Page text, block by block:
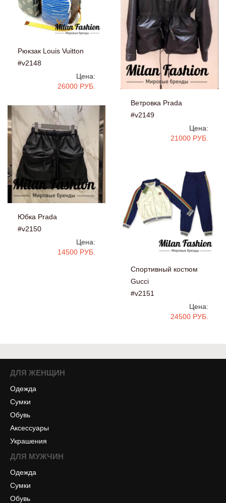
Рюкзак Louis Vuitton
#v2148
Цена:
26000 РУБ.
Ветровка Prada
#v2149
Цена:
21000 РУБ.
Юбка Prada
#v2150
Цена:
14500 РУБ.
Спортивный костюм
Gucci
#v2151
Цена:
24500 РУБ.
ДЛЯ ЖЕНЩИН
Одежда
Сумки
Обувь
Аксессуары
Украшения
ДЛЯ МУЖЧИН
Одежда
Сумки
Обувь